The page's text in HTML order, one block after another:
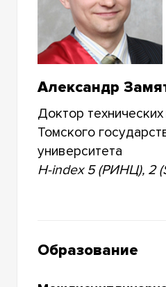
Александр
Доктор
Томского
университета
H-index 5 (РИНЦ), 2
Образование